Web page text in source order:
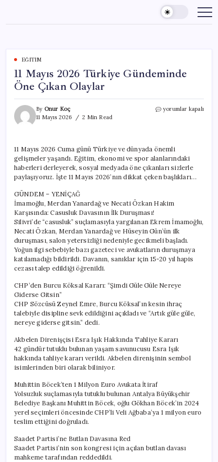
content
EĞITIM
11 Mayıs 2026 Türkiye Gündeminde
Öne Çıkan Olaylar
By Onur Koç
11 Mayıs 2026
2 Min Read
11
Öne
Çıkan
Olaylar
için
yorumlar kapalı
11 Mayıs 2026 Cuma günü Türkiye ve dünyada önemli
gelişmeler yaşandı. Eğitim, ekonomi ve spor alanlarındaki
haberleri derleyerek, sosyal medyada öne çıkanları sizlerle
paylaşıyoruz. İşte 11 Mayıs 2026’nın dikkat çeken başlıkları…
GÜNDEM – YENİÇAĞ
İmamoğlu, Merdan Yanardağ ve Necati Özkan Hakim
Karşısında: Casusluk Davasının İlk Duruşması!
Silivri’de “casusluk” suçlamasıyla yargılanan Ekrem İmamoğlu,
Necati Özkan, Merdan Yanardağ ve Hüseyin Gün’ün ilk
duruşması, salon yetersizliği nedeniyle gecikmeli başladı.
Yoğun ilgi sebebiyle bazı gazeteci ve avukatların duruşmaya
katılamadığı bildirildi. Davanın, sanıklar için 15-20 yıl hapis
cezası talep edildiği öğrenildi.
CHP’den Burcu Köksal Kararı: “Şimdi Güle Güle Nereye
Giderse Gitsin”
CHP Sözcüsü Zeynel Emre, Burcu Köksal’ın kesin ihraç
talebiyle disipline sevk edildiğini açıkladı ve “Artık güle güle,
nereye giderse gitsin.” dedi.
Akbelen Direnişçisi Esra Işık Hakkında Tahliye Kararı
42 gündür tutuklu bulunan yaşam savunucusu Esra Işık
hakkında tahliye kararı verildi. Akbelen direnişinin sembol
isimlerinden biri olarak biliniyor.
Muhittin Böcek’ten 1 Milyon Euro Avukata İtiraf
Yolsuzluk suçlamasıyla tutuklu bulunan Antalya Büyükşehir
Belediye Başkanı Muhittin Böcek, oğlu Gökhan Böcek’in 2024
yerel seçimleri öncesinde CHP’li Veli Ağbaba’ya 1 milyon euro
teslim ettiğini doğruladı.
Saadet Partisi’ne Butlan Davasına Red
Saadet Partisi’nin son kongresi için açılan butlan davası
mahkeme tarafından reddedildi.